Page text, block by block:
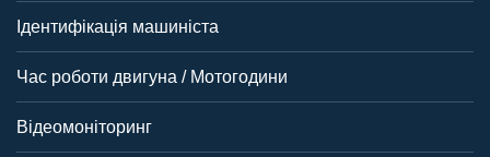
Ідентифікація машиніста
Час роботи двигуна / Мотогодини
Відеомоніторинг